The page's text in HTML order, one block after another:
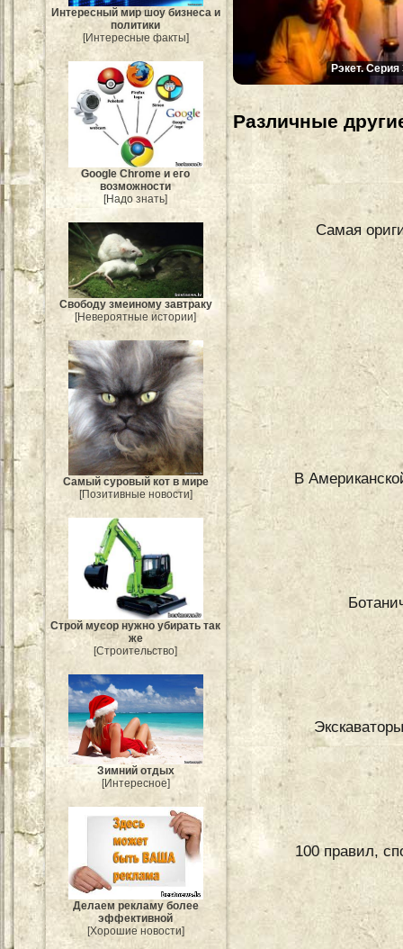
Интересный мир шоу бизнеса и
политики
[Интересные факты]
Google Chrome и его
возможности
[Надо знать]
Свободу змеиному завтраку
[Невероятные истории]
Самый суровый кот в мире
[Позитивные новости]
Строй мусор нужно убирать так
же
[Строительство]
Зимний отдых
[Интересное]
Делаем рекламу более
эффективной
[Хорошие новости]
Рэкет. Серия
Различные
Самая
В
100 правил,